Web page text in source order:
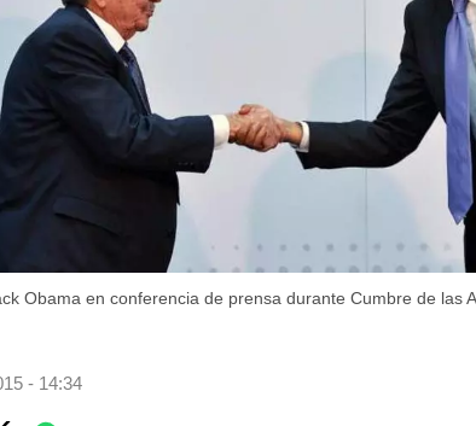
Obama en conferencia de prensa durante Cumbre de las
- 14:34